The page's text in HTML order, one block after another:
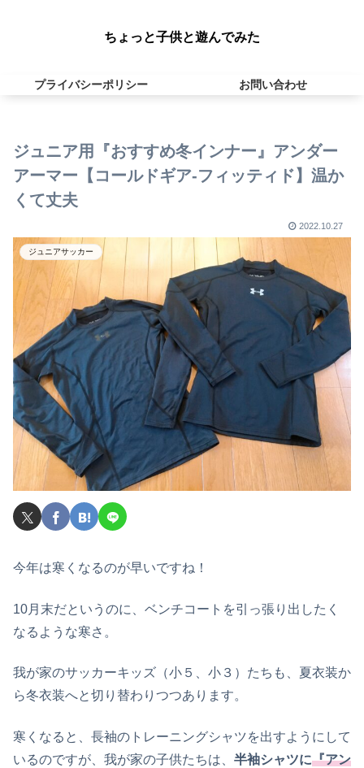
ちょっと子供と遊んでみた
プライバシーポリシー お問い合わせ
ジュニア用『おすすめ冬インナー』アンダー
アーマー【コールドギア-フィッティド】温か
くて丈夫
2022.10.27
ジュニアサッカー
今年は寒くなるのが早いですね！
10月末だというのに、ベンチコートを引っ張り出したく
なるような寒さ。
我が家のサッカーキッズ（小５、小３）たちも、夏衣装か
ら冬衣装へと切り替わりつつあります。
寒くなると、長袖のトレーニングシャツを出すようにして
いるのですが、我が家の子供たちは、 半袖シャツに『アン